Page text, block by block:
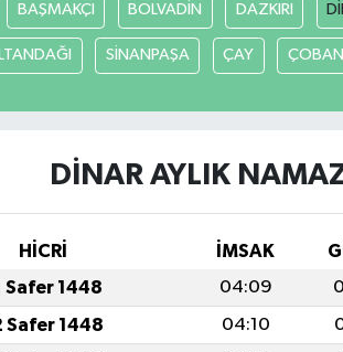
BAŞMAKÇI BOLVADİN DAZKIRI
SİNANPAŞA ÇAY
DİNAR AYLIK
HİCRİ İMSAK
Safer 1448 04:09
Safer 1448 04:10